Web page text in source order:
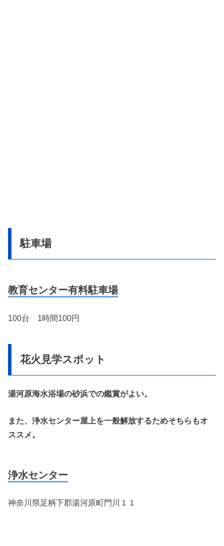
駐車場
教育センター有料駐車場
100台 1時間100円
花火見学スポット
湯河原海水浴場の砂浜での鑑賞がよい。
また、浄水センター屋上を一般解放するためそちらもオ
ススメ。
浄水センター
神奈川県足柄下郡湯河原町門川１１